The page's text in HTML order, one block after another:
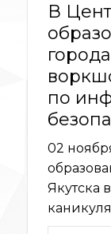
В
по
02
Якутска